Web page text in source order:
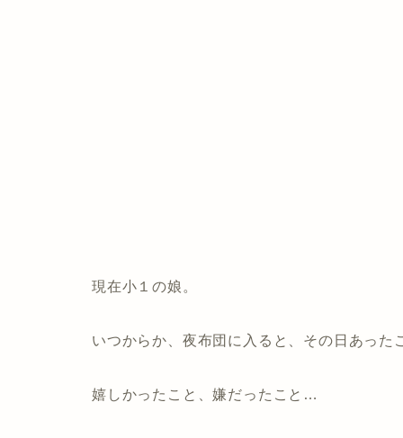
現在小１の娘。
いつからか、夜布団に入ると、その日あっ
嬉しかったこと、嫌だったこと…